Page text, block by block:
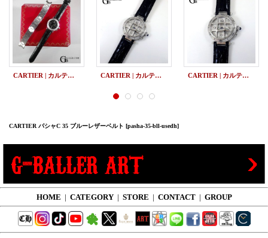
CARTIER | カルティエ パシャC 35 ビッグデイト レザーベルト交換 CARTIER | カルティエ パシャ グリッド レザー 中古 美品 CARTIER | カルティエ パシャ グリッド 中古
CARTIER パシャC 35 ブルーレザーベルト [pasha-35-bll-usedh]
HOME | CATEGORY | STORE | CONTACT | GROUP